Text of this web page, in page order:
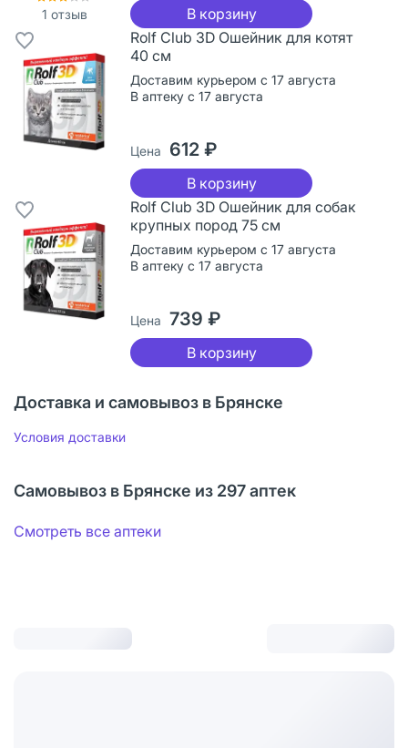
1 отзыв
В корзину
Rolf Club 3D Ошейник для котят
40 см
Доставим курьером с 17 августа
В аптеку с 17 августа
Цена 612 ₽
В корзину
Rolf Club 3D Ошейник для собак
крупных пород 75 см
Доставим курьером с 17 августа
В аптеку с 17 августа
Цена 739 ₽
В корзину
Доставка и самовывоз в Брянске
Условия доставки
Самовывоз в Брянске из 297 аптек
Смотреть все аптеки